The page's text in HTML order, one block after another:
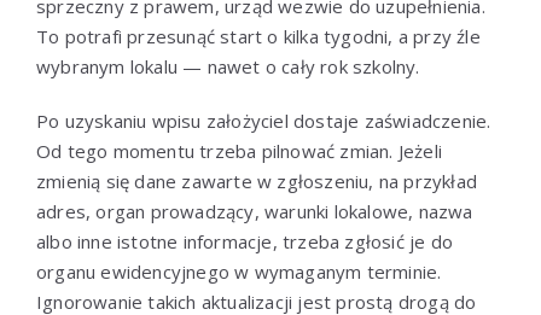
sprzeczny z prawem, urząd wezwie do uzupełnienia.
To potrafi przesunąć start o kilka tygodni, a przy źle
wybranym lokalu — nawet o cały rok szkolny.
Po uzyskaniu wpisu założyciel dostaje zaświadczenie.
Od tego momentu trzeba pilnować zmian. Jeżeli
zmienią się dane zawarte w zgłoszeniu, na przykład
adres, organ prowadzący, warunki lokalowe, nazwa
albo inne istotne informacje, trzeba zgłosić je do
organu ewidencyjnego w wymaganym terminie.
Ignorowanie takich aktualizacji jest prostą drogą do